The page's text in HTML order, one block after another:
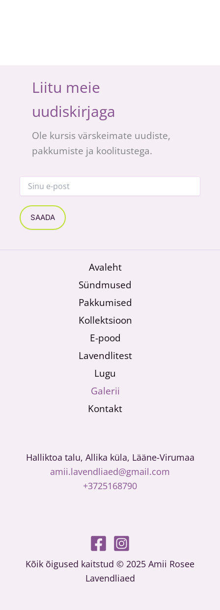
Liitu meie
uudiskirjaga
Ole kursis värskeimate uudiste,
pakkumiste ja koolitustega.
Avaleht
Sündmused
Pakkumised
Kollektsioon
E-pood
Lavendlitest
Lugu
Galerii
Kontakt
Halliktoa talu, Allika küla, Lääne-Virumaa
amii.lavendliaed@gmail.com
+3725168790
Kõik õigused kaitstud © 2025 Amii Rosee
Lavendliaed